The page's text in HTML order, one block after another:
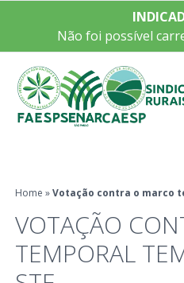
Não foi possível
Home »Votação contra o marco
VOTAÇÃO
TEMPORAL